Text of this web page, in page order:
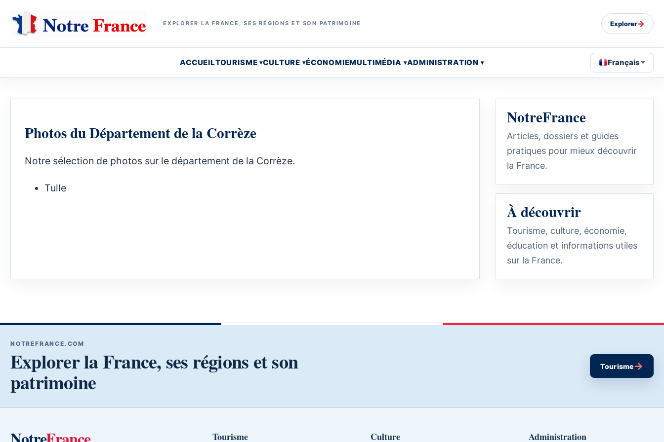
EXPLORER LA FRANCE, SES RÉGIONS ET SON PATRIMOINE Explorer→
ACCUEILTOURISME CULTURE ÉCONOMIEMULTIMÉDIA ADMINISTRATION Français
Photos du Département de la Corrèze
Notre sélection de photos sur le département de la Corrèze.
Tulle
NotreFrance
Articles, dossiers et guides
pratiques pour mieux découvrir
la France.
À découvrir
Tourisme, culture, économie,
éducation et informations utiles
sur la France.
NOTREFRANCE.COM
Explorer la France, ses régions et son
patrimoine
Tourisme→
Tourisme Culture Administration